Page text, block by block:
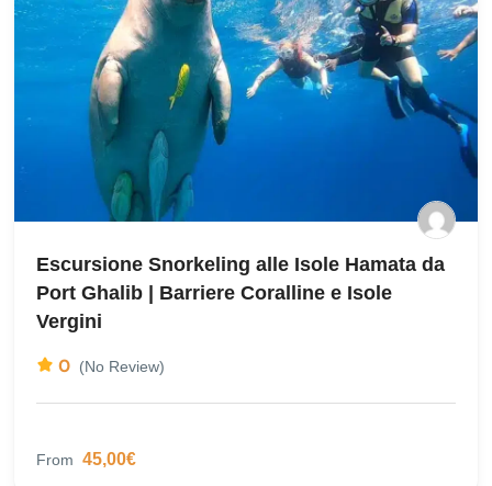
Escursione Snorkeling alle Isole Hamata da
Port Ghalib | Barriere Coralline e Isole
Vergini
0 (No Review)
From 45,00€